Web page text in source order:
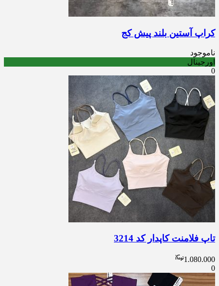
کراپ آستین بلند پیش کج
ناموجود
اورجینال
0
تاپ فلامنت کاپدار کد 3214
1.080.000
0